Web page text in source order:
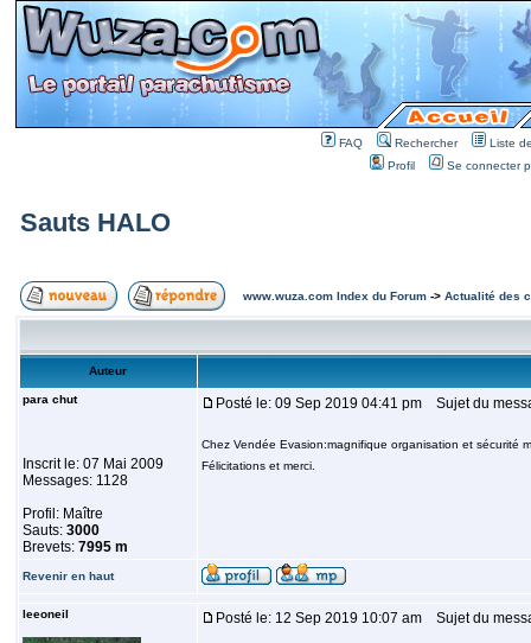
FAQ Rechercher
Liste
Profil
Se connecter
Sauts HALO
www.wuza.com Index du Forum-> Actualité des
Auteur
para chut
Inscrit le: 07 Mai 2009
Messages: 1128
Profil: Maître
Sauts: 3000
Brevets: 7995 m
Posté le: 09 Sep 2019 04:41 pm Sujet du
Chez Vendée Evasion:magnifique organisation et sécurité
Félicitations et merci.
Revenir en haut
leeoneil Posté le: 12 Sep 2019 10:07 am Sujet du